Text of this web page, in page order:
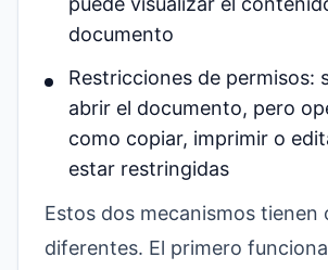
documento
Restricciones de permisos:
abrir el documento, pero
como copiar, imprimir o
estar restringidas
Estos dos mecanismos tienen
diferentes. El primero